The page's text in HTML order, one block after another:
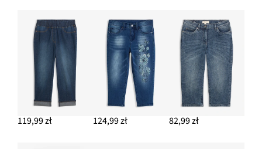
64,99 zł
DODAJ DO KOSZYKA
119,99 zł 124,99 zł 82,99 zł